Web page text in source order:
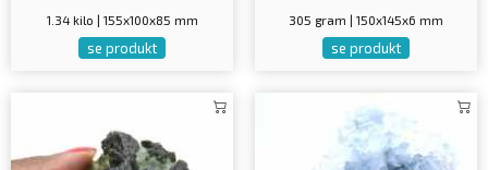
1.34 kilo | 155x100x85 mm
se produkt
305 gram | 150x145x6 mm
se produkt